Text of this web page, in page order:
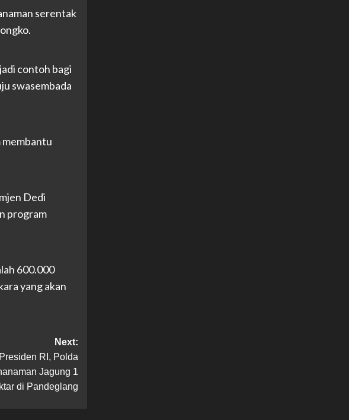
serentak
contoh bagi
swasembada
membantu
Dedi
program
600.000
yang akan
Next:
RI, Polda
Jagung 1
di Pandeglang